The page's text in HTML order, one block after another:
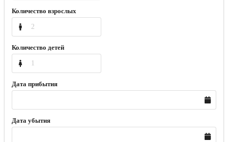
Количество взрослых
Количество детей
Дата прибытия
Дата убытия